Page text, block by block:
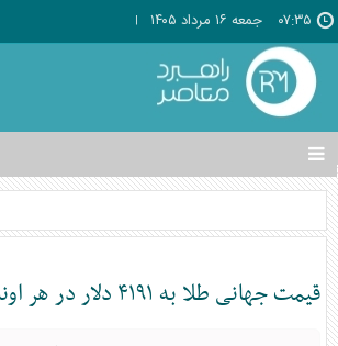
۰۷:۳۵ جمعه ۱۶ مرداد ۱۴۰۵
تغییر
وضعیت
منوی
ها
قیمت جهانی طلا به ۴۱۹۱ دلار در هر اونس رسید